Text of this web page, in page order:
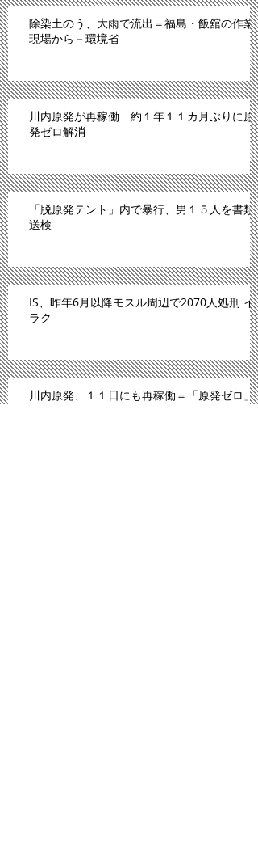
除染土のう、大雨で流出＝福島・飯舘の作業
現場から－環境省
川内原発が再稼働 約１年１１カ月ぶりに原
発ゼロ解消
「脱原発テント」内で暴行、男１５人を書類
送検
IS、昨年6月以降モスル周辺で2070人処刑 イ
ラク
川内原発、１１日にも再稼働＝「原発ゼロ」